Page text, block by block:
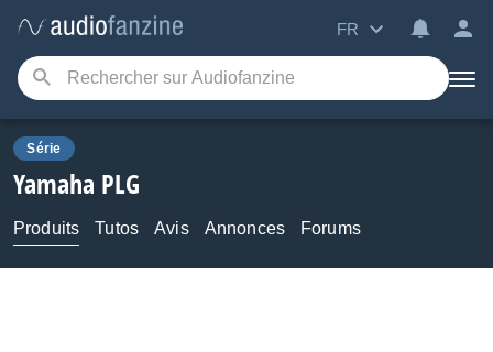
FR
Série
Yamaha PLG
Produits Tutos Avis Annonces Forums